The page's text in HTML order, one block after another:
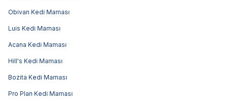
Obivan Kedi Maması
Luis Kedi Maması
Acana Kedi Maması
Hill's Kedi Maması
Bozita Kedi Maması
Pro Plan Kedi Maması